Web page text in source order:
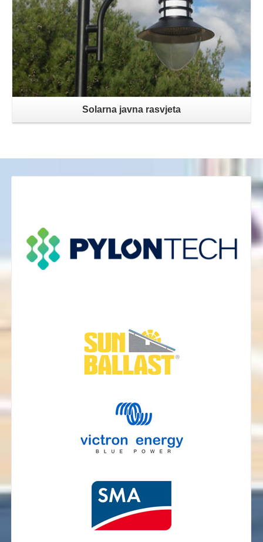
Solarna javna rasvjeta